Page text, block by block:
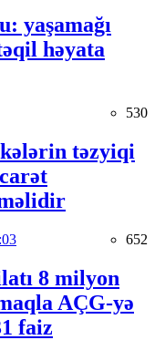
yaşamağı
həyata
530
təzyiqi
652
8 milyon
AÇG-yə
faiz